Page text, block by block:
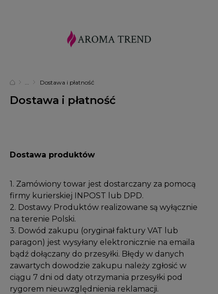
Dostawa i płatność
Dostawa i płatność
Dostawa produktów
1. Zamówiony towar jest dostarczany za pomocą
firmy kurierskiej INPOST lub DPD.
2. Dostawy Produktów realizowane są wyłącznie
na terenie Polski.
3. Dowód zakupu (oryginał faktury VAT lub
paragon) jest wysyłany elektronicznie na emaila
bądź dołączany do przesyłki. Błędy w danych
zawartych dowodzie zakupu należy zgłosić w
ciągu 7 dni od daty otrzymania przesyłki pod
rygorem nieuwzględnienia reklamacji.